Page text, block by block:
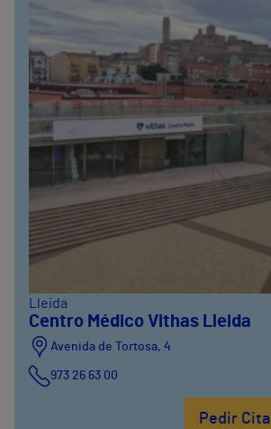
Lleida
Centro Médico Vithas Lleida
Avenida de Tortosa, 4
973 26 63 00
Pedir Cita